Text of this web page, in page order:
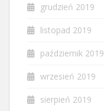
grudzień 2019
listopad 2019
październik 2019
wrzesień 2019
sierpień 2019